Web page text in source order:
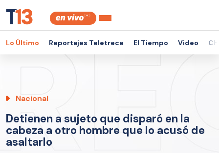
Lo Último Reportajes Teletrece El Tiempo Video
Nacional
Detienen a sujeto que disparó en la
cabeza a otro hombre que lo acusó de
asaltarlo